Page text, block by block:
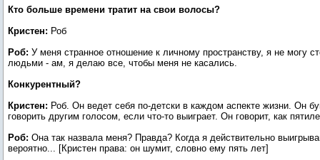
Кто больше времени тратит на свои волосы?
Кристен: Роб
Роб: У меня странное отношение к личному пространству, я не могу
людьми - ам, я делаю все, чтобы меня не касались.
Конкурентный?
Кристен: Роб. Он ведет себя по-детски в каждом аспекте жизни. Он
говорить другим голосом, если что-то выиграет. Он говорит, как
Роб: Она так назвала меня? Правда? Когда я действительно
вероятно... [Кристен права: он шумит, словно ему пять лет]